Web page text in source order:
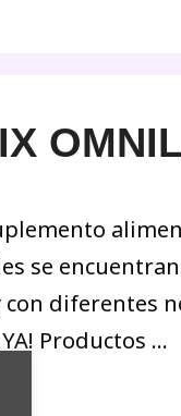
se
con diferentes
YA! Productos …